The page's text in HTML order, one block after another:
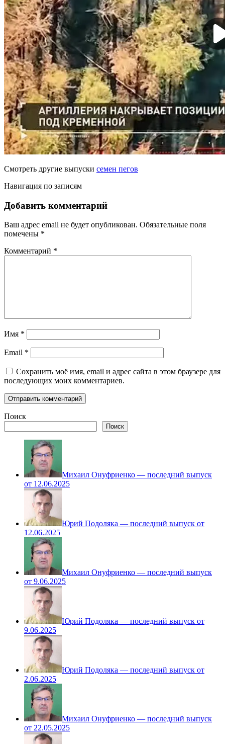
Смотреть другие выпуски семен пегов
Навигация по записям
Добавить комментарий
Ваш адрес email не будет опубликован. Обязательные поля
помечены *
Комментарий *
Имя *
Email *
Сохранить моё имя, email и адрес сайта в этом браузере для
последующих моих комментариев.
Поиск
Поиск
Михаил Онуфриенко — последний выпуск
от 12.06.2025
Юрий Подоляка — последний выпуск от
12.06.2025
Михаил Онуфриенко — последний выпуск
от 9.06.2025
Юрий Подоляка — последний выпуск от
9.06.2025
Юрий Подоляка — последний выпуск от
2.06.2025
Михаил Онуфриенко — последний выпуск
от 22.05.2025